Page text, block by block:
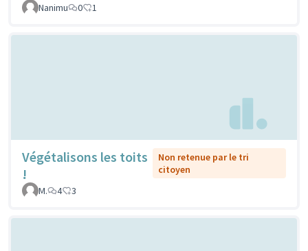
Nanimu
0 1
Végétalisons les toits
!
Non retenue par le tri
citoyen
M.
4 3